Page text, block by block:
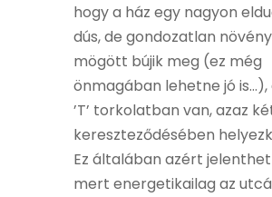
hogy a ház egy nagyon
dús, de gondozatlan
mögött bújik meg (ez még
önmagában lehetne jó is…),
’T’ torkolatban van, azaz
kereszteződésében
Ez általában azért
mert energetikailag az